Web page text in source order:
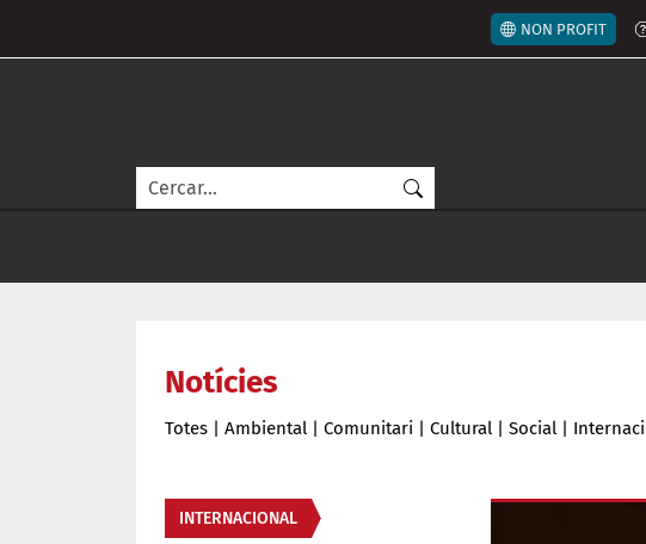
Menú del
NON PROFIT
Cerca
Notícies
Totes | Ambiental | Comunitari | Cultural | Social |
Àmbit de la notícia
INTERNACIONAL